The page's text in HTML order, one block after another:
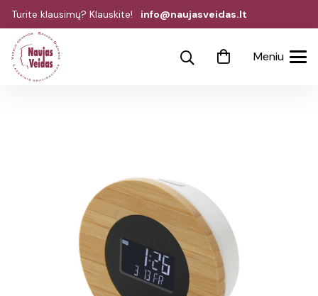
Turite klausimų? Klauskite! info@naujasveidas.lt
Meniu